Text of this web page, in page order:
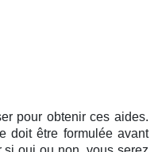
pour obtenir ces aides.
doit être formulée avant